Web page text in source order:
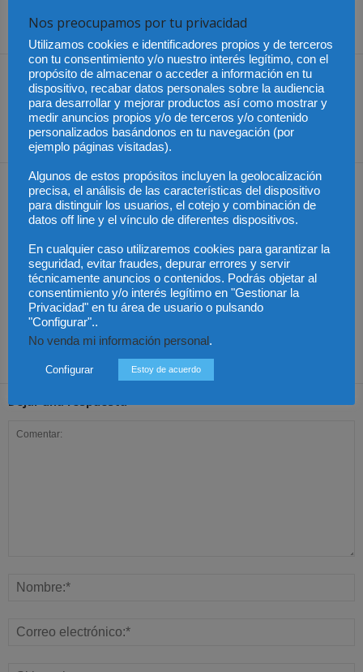
Share
Artículo anterior
Las entidades financieras
en jaque
Artículo siguiente
Colombia – Jurisprudenica:
desabastecimiento de
fármacos en las EPS
Artículos relacionados Más del autor
México – Gobierno
solicita que bienes
decomisados a narcos
se entreguen a México
México – Asistencia a
víctimas extranjeras en
México – Sheinbaum
podría reunirse con la
Dejar una respuesta
Nos preocupamos por tu privacidad
Utilizamos cookies e identificadores propios y de terceros
con tu consentimiento y/o nuestro interés legítimo, con el
propósito de almacenar o acceder a información en tu
dispositivo, recabar datos personales sobre la audiencia
para desarrollar y mejorar productos así como mostrar y
medir anuncios propios y/o de terceros y/o contenido
personalizados basándonos en tu navegación (por
ejemplo páginas visitadas).
Algunos de estos propósitos incluyen la geolocalización
precisa, el análisis de las características del dispositivo
para distinguir los usuarios, el cotejo y combinación de
datos off line y el vínculo de diferentes dispositivos.
En cualquier caso utilizaremos cookies para garantizar la
seguridad, evitar fraudes, depurar errores y servir
técnicamente anuncios o contenidos. Podrás objetar al
consentimiento y/o interés legítimo en "Gestionar la
Privacidad" en tu área de usuario o pulsando
"Configurar"..
No venda mi información personal .
Configurar Estoy de acuerdo